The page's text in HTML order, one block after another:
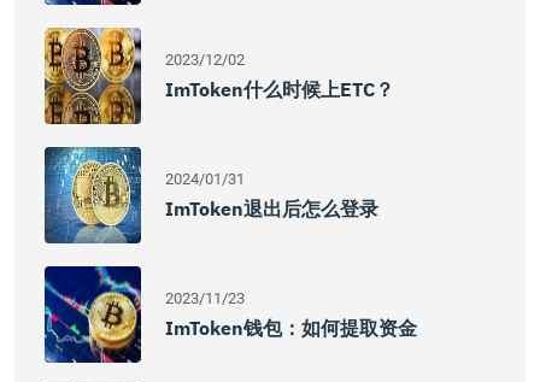
2023/12/02
ImToken什么时候上ETC？
2024/01/31
ImToken退出后怎么登录
2023/11/23
ImToken钱包：如何提取资金